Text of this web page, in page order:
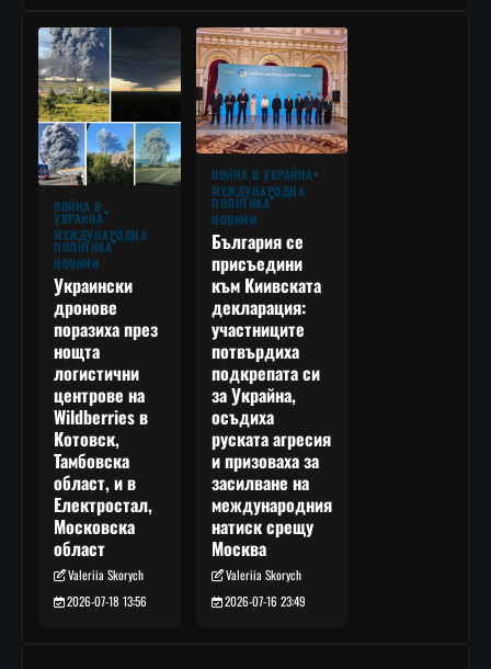
ВОЙНА В
УКРАЙНА
МЕЖДУНАРОДНА
ПОЛИТИКА
НОВИНИ
Украински
дронове
поразиха през
нощта
логистични
центрове на
Wildberries в
Котовск,
Тамбовска
област, и в
Електростал,
Московска
област
Valeriia Skorych
2026-07-18 13:56
ВОЙНА В УКРАЙНА
МЕЖДУНАРОДНА
ПОЛИТИКА
НОВИНИ
България се
присъедини
към Киивската
декларация:
участниците
потвърдиха
подкрепата си
за Украйна,
осъдиха
руската агресия
и призоваха за
засилване на
международния
натиск срещу
Москва
Valeriia Skorych
2026-07-16 23:49